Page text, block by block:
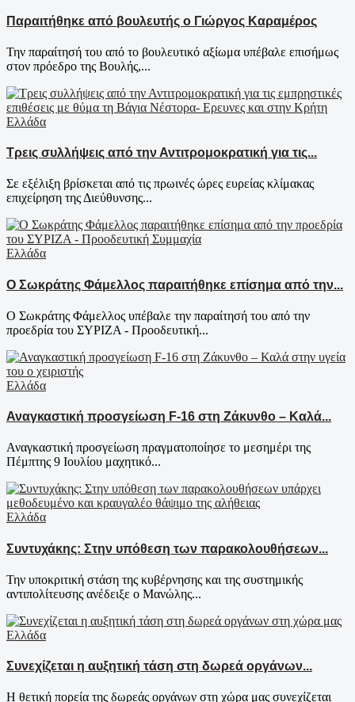
Παραιτήθηκε από βουλευτής ο Γιώργος Καραμέρος
Την παραίτησή του από το βουλευτικό αξίωμα υπέβαλε επισήμως
στον πρόεδρο της Βουλής,...
Ελλάδα
Τρεις συλλήψεις από την Αντιτρομοκρατική για τις...
Σε εξέλιξη βρίσκεται από τις πρωινές ώρες ευρείας κλίμακας
επιχείρηση της Διεύθυνσης...
Ελλάδα
Ο Σωκράτης Φάμελλος παραιτήθηκε επίσημα από την...
Ο Σωκράτης Φάμελλος υπέβαλε την παραίτησή του από την
προεδρία του ΣΥΡΙΖΑ - Προοδευτική...
Ελλάδα
Αναγκαστική προσγείωση F-16 στη Ζάκυνθο – Καλά...
Αναγκαστική προσγείωση πραγματοποίησε το μεσημέρι της
Πέμπτης 9 Ιουλίου μαχητικό...
Ελλάδα
Συντυχάκης: Στην υπόθεση των παρακολουθήσεων...
Την υποκριτική στάση της κυβέρνησης και της συστημικής
αντιπολίτευσης ανέδειξε ο Μανώλης...
Ελλάδα
Συνεχίζεται η αυξητική τάση στη δωρεά οργάνων...
Η θετική πορεία της δωρεάς οργάνων στη χώρα μας συνεχίζεται